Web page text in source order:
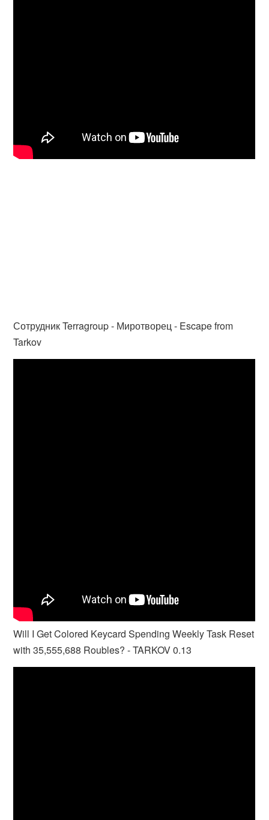
Сотрудник Terragroup - Миротворец - Escape from
Tarkov
Will I Get Colored Keycard Spending Weekly Task Reset
with 35,555,688 Roubles? - TARKOV 0.13